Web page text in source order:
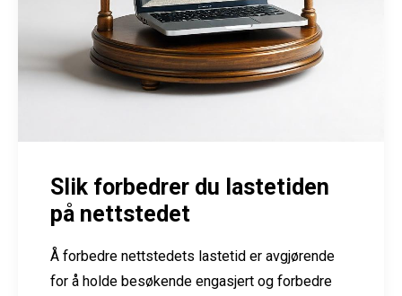
Slik forbedrer du lastetiden
på nettstedet
Å forbedre nettstedets lastetid er avgjørende
for å holde besøkende engasjert og forbedre